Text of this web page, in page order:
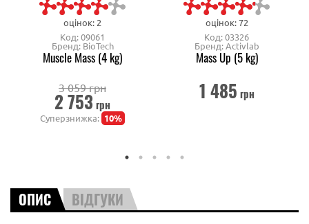
оцінок: 2
Код: 09061
Бренд: BioTech
Muscle Mass (4 kg)
3 059 грн
2 753 грн
Суперзнижка: 10%
оцінок: 72
Код: 03326
Бренд: Activlab
Mass Up (5 kg)
1 485 грн
ОПИС ВІДГУКИ